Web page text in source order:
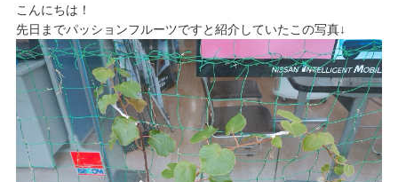
こんにちは！
先日までパッションフルーツですと紹介していたこの写真↓